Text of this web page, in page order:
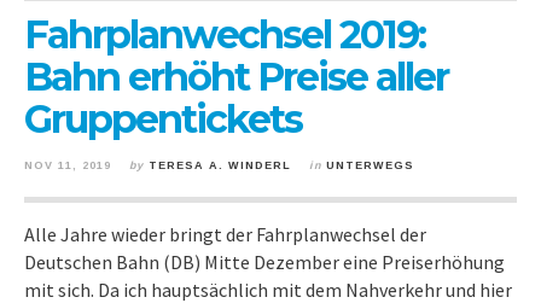
Fahrplanwechsel 2019:
Bahn erhöht Preise aller
Gruppentickets
NOV 11, 2019 by TERESA A. WINDERL in UNTERWEGS
Alle Jahre wieder bringt der Fahrplanwechsel der
Deutschen Bahn (DB) Mitte Dezember eine Preiserhöhung
mit sich. Da ich hauptsächlich mit dem Nahverkehr und hier